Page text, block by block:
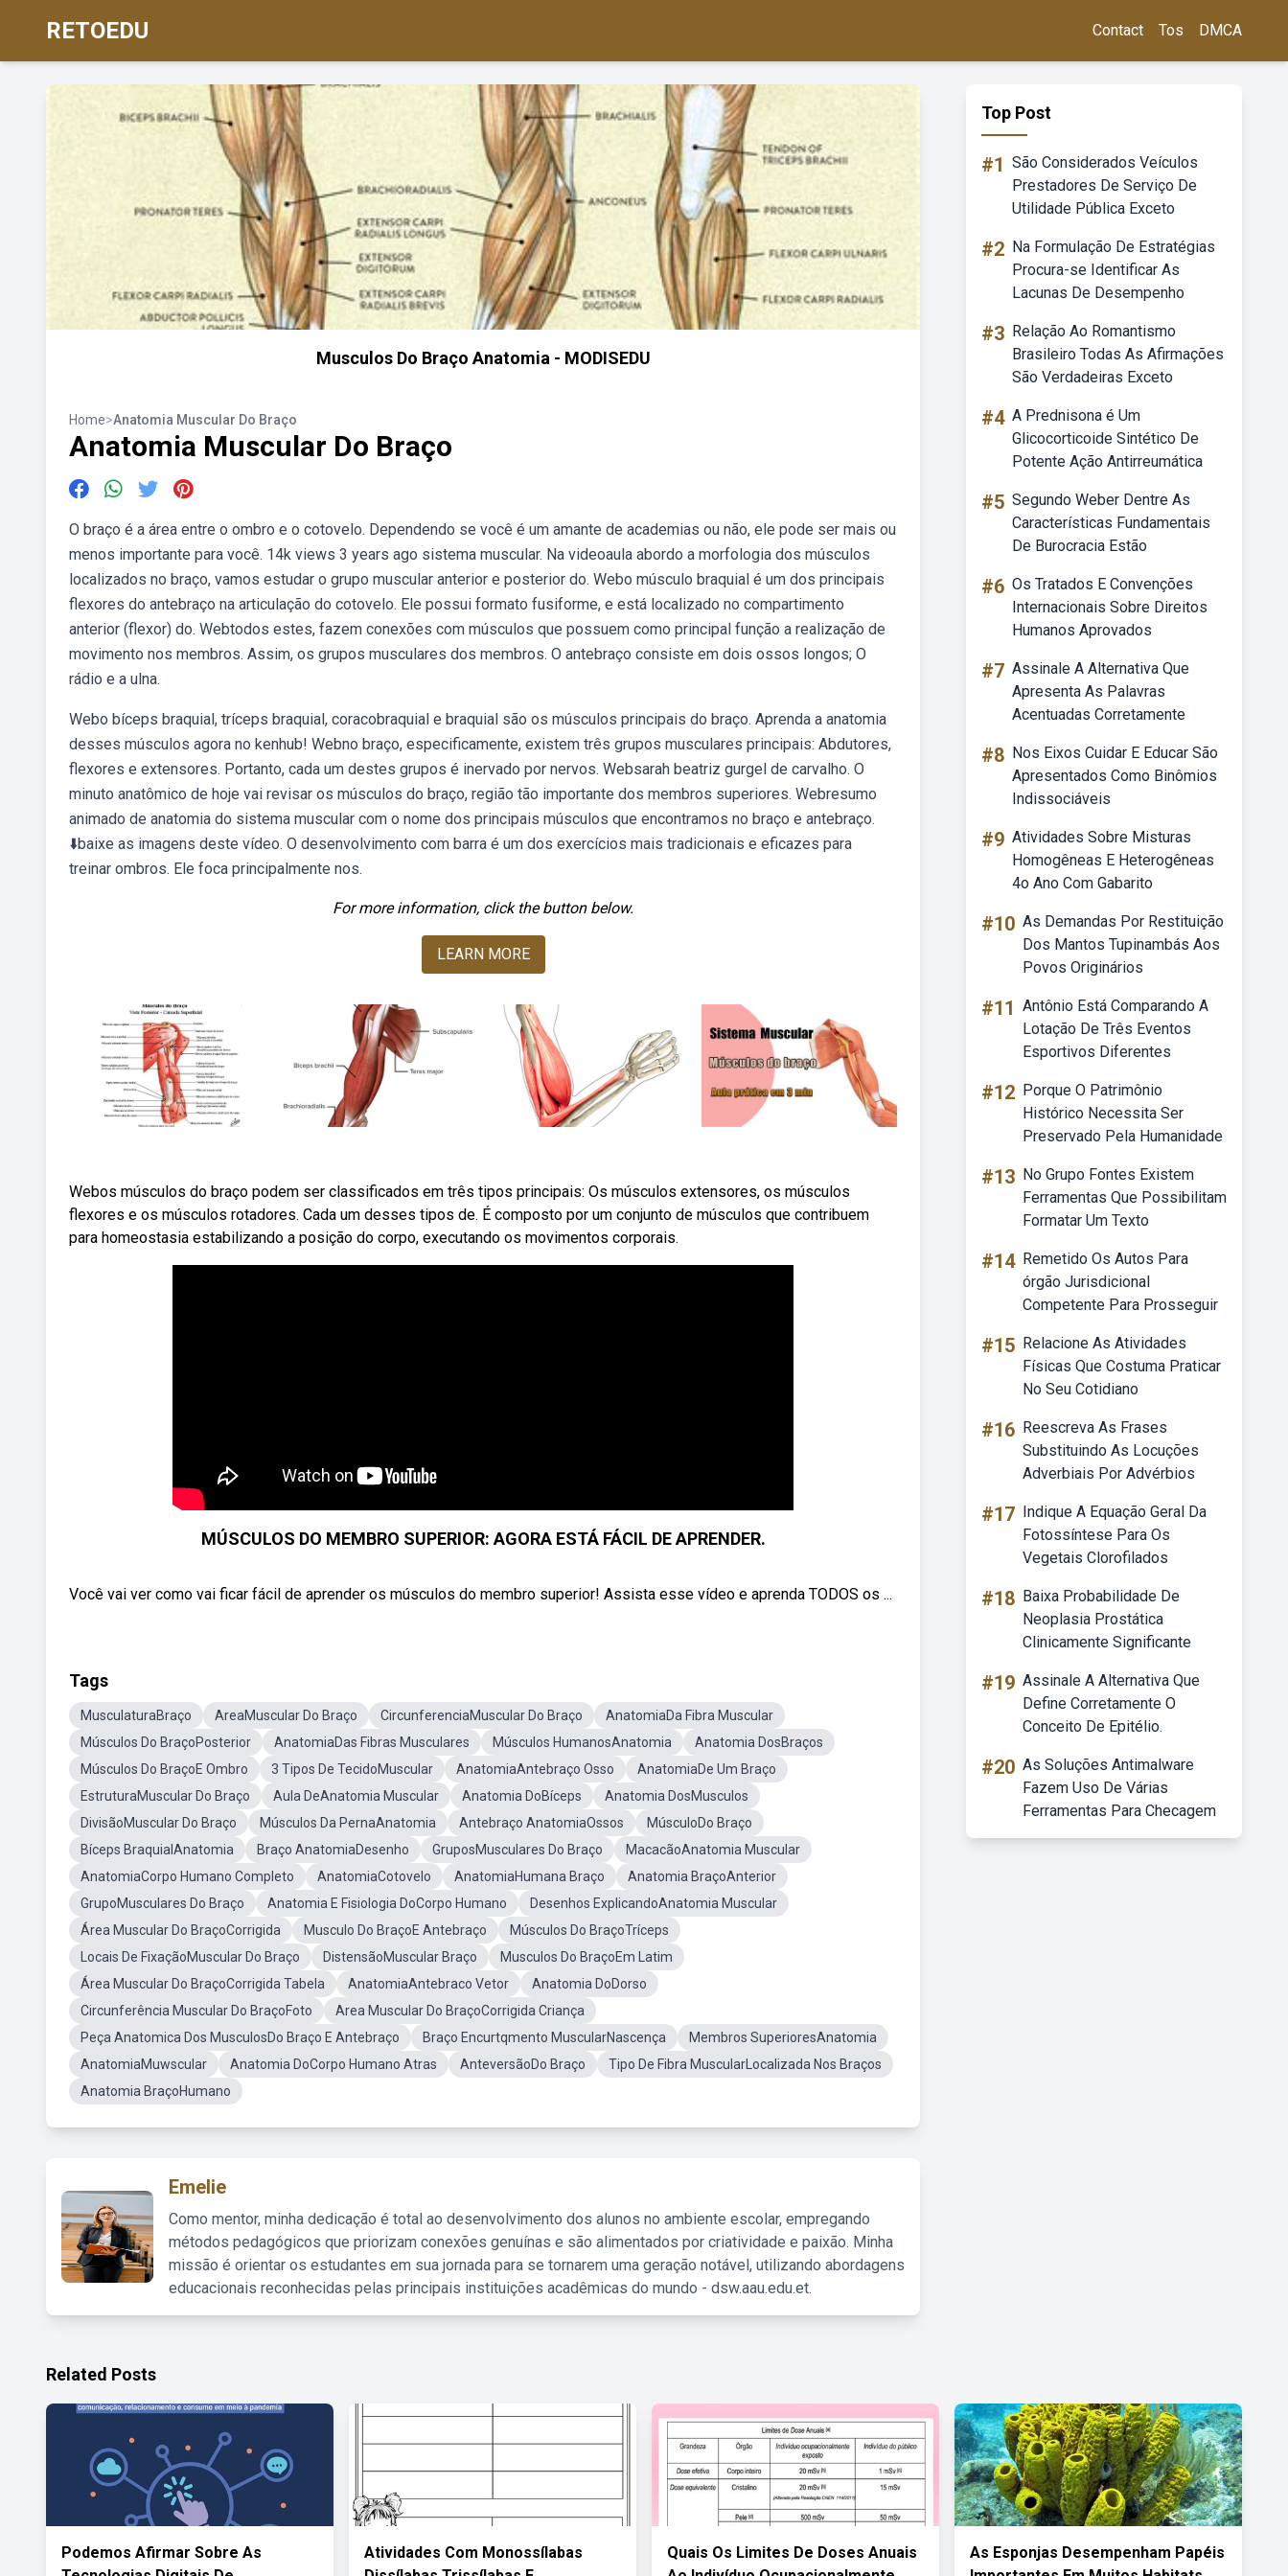
RETOEDU Contact Tos DMCA
Musculos Do Braço Anatomia - MODISEDU
Home>Anatomia Muscular Do Braço
Anatomia Muscular Do Braço
O braço é a área entre o ombro e o cotovelo. Dependendo se você é um amante de academias ou não, ele pode ser mais ou
menos importante para você. 14k views 3 years ago sistema muscular. Na videoaula abordo a morfologia dos músculos
localizados no braço, vamos estudar o grupo muscular anterior e posterior do. Webo músculo braquial é um dos principais
flexores do antebraço na articulação do cotovelo. Ele possui formato fusiforme, e está localizado no compartimento
anterior (flexor) do. Webtodos estes, fazem conexões com músculos que possuem como principal função a realização de
movimento nos membros. Assim, os grupos musculares dos membros. O antebraço consiste em dois ossos longos; O
rádio e a ulna.
Webo bíceps braquial, tríceps braquial, coracobraquial e braquial são os músculos principais do braço. Aprenda a anatomia
desses músculos agora no kenhub! Webno braço, especificamente, existem três grupos musculares principais: Abdutores,
flexores e extensores. Portanto, cada um destes grupos é inervado por nervos. Websarah beatriz gurgel de carvalho. O
minuto anatômico de hoje vai revisar os músculos do braço, região tão importante dos membros superiores. Webresumo
animado de anatomia do sistema muscular com o nome dos principais músculos que encontramos no braço e antebraço.
⬇️baixe as imagens deste vídeo. O desenvolvimento com barra é um dos exercícios mais tradicionais e eficazes para
treinar ombros. Ele foca principalmente nos.
For more information, click the button below.
LEARN MORE
Webos músculos do braço podem ser classificados em três tipos principais: Os músculos extensores, os músculos
flexores e os músculos rotadores. Cada um desses tipos de. É composto por um conjunto de músculos que contribuem
para homeostasia estabilizando a posição do corpo, executando os movimentos corporais.
MÚSCULOS DO MEMBRO SUPERIOR: AGORA ESTÁ FÁCIL DE APRENDER.
Você vai ver como vai ficar fácil de aprender os músculos do membro superior! Assista esse vídeo e aprenda TODOS os ...
Tags
MusculaturaBraço AreaMuscular Do Braço CircunferenciaMuscular Do Braço
AnatomiaDa Fibra Muscular
Músculos Do BraçoPosterior
AnatomiaDas Fibras Musculares Músculos HumanosAnatomia
Anatomia DosBraços
Músculos Do BraçoE Ombro
3 Tipos De TecidoMuscular AnatomiaAntebraço Osso
AnatomiaDe Um Braço
EstruturaMuscular Do Braço
Aula DeAnatomia Muscular Anatomia DoBíceps
Anatomia DosMusculos
DivisãoMuscular Do Braço
Músculos Da PernaAnatomia Antebraço AnatomiaOssos
MúsculoDo Braço
Bíceps BraquialAnatomia
Braço AnatomiaDesenho GruposMusculares Do Braço
MacacãoAnatomia Muscular
AnatomiaCorpo Humano Completo
AnatomiaCotovelo AnatomiaHumana Braço
Anatomia BraçoAnterior
GrupoMusculares Do Braço
Anatomia E Fisiologia DoCorpo Humano
Desenhos ExplicandoAnatomia Muscular
Área Muscular Do BraçoCorrigida
Musculo Do BraçoE Antebraço
Músculos Do BraçoTríceps
Locais De FixaçãoMuscular Do Braço
DistensãoMuscular Braço
Musculos Do BraçoEm Latim
Área Muscular Do BraçoCorrigida Tabela
AnatomiaAntebraco Vetor
Anatomia DoDorso
Circunferência Muscular Do BraçoFoto
Area Muscular Do BraçoCorrigida Criança
Peça Anatomica Dos MusculosDo Braço E Antebraço
Braço Encurtqmento MuscularNascença
Membros SuperioresAnatomia
AnatomiaMuwscular
Anatomia DoCorpo Humano Atras AnteversãoDo Braço
Tipo De Fibra MuscularLocalizada Nos Braços
Anatomia BraçoHumano
Emelie
Como mentor, minha dedicação é total ao desenvolvimento dos alunos no ambiente escolar, empregando
métodos pedagógicos que priorizam conexões genuínas e são alimentados por criatividade e paixão. Minha
missão é orientar os estudantes em sua jornada para se tornarem uma geração notável, utilizando abordagens
educacionais reconhecidas pelas principais instituições acadêmicas do mundo - dsw.aau.edu.et.
Top Post
#1 São Considerados Veículos
Prestadores De Serviço De
Utilidade Pública Exceto
#2 Na Formulação De Estratégias
Procura-se Identificar As
Lacunas De Desempenho
#3 Relação Ao Romantismo
Brasileiro Todas As Afirmações
São Verdadeiras Exceto
#4 A Prednisona é Um
Glicocorticoide Sintético De
Potente Ação Antirreumática
#5 Segundo Weber Dentre As
Características Fundamentais
De Burocracia Estão
#6 Os Tratados E Convenções
Internacionais Sobre Direitos
Humanos Aprovados
#7 Assinale A Alternativa Que
Apresenta As Palavras
Acentuadas Corretamente
#8 Nos Eixos Cuidar E Educar São
Apresentados Como Binômios
Indissociáveis
#9 Atividades Sobre Misturas
Homogêneas E Heterogêneas
4o Ano Com Gabarito
#10 As Demandas Por Restituição
Dos Mantos Tupinambás Aos
Povos Originários
#11 Antônio Está Comparando A
Lotação De Três Eventos
Esportivos Diferentes
#12 Porque O Patrimônio
Histórico Necessita Ser
Preservado Pela Humanidade
#13 No Grupo Fontes Existem
Ferramentas Que Possibilitam
Formatar Um Texto
#14 Remetido Os Autos Para
órgão Jurisdicional
Competente Para Prosseguir
#15 Relacione As Atividades
Físicas Que Costuma Praticar
No Seu Cotidiano
#16 Reescreva As Frases
Substituindo As Locuções
Adverbiais Por Advérbios
#17 Indique A Equação Geral Da
Fotossíntese Para Os
Vegetais Clorofilados
#18 Baixa Probabilidade De
Neoplasia Prostática
Clinicamente Significante
#19 Assinale A Alternativa Que
Define Corretamente O
Conceito De Epitélio.
#20 As Soluções Antimalware
Fazem Uso De Várias
Ferramentas Para Checagem
Related Posts
Podemos Afirmar Sobre As
Atividades Com Monossílabas
Quais Os Limites De Doses Anuais
As Esponjas Desempenham Papéis